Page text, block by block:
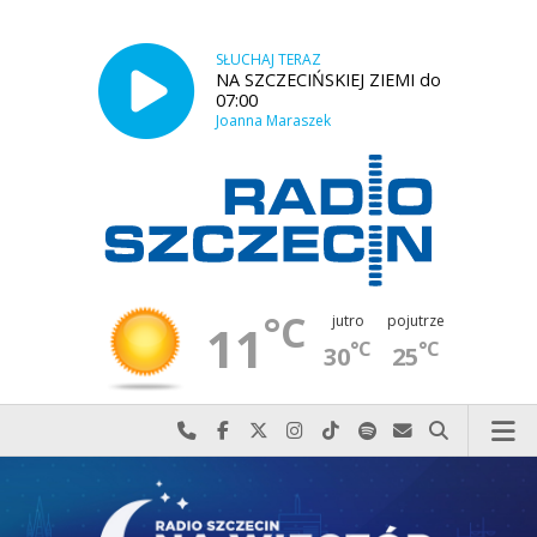
SŁUCHAJ TERAZ
NA SZCZECIŃSKIEJ ZIEMI do
07:00
Joanna Maraszek
11°C jutro
30°C
pojutrze
25°C
Najlepiej po prostu do nas zadzwoń
Odwiedź nas na Facebook-u
Odwiedź nas na X
Odwiedź nas na Instagram-ie
Odwiedź nas na TikTok-u
Szukaj nas na Spotify
Wyślij do nas
Szukaj